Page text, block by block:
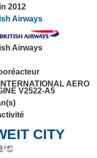
2012
Airways
Airways
AERO
V2522-A5
CITY